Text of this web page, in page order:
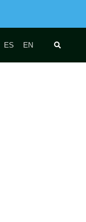
ES EN